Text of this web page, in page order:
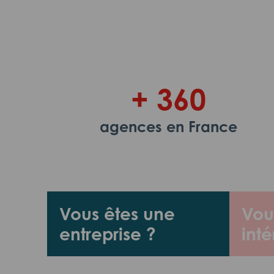
Vous êtes une
entreprise ?
+ 360
agences en France